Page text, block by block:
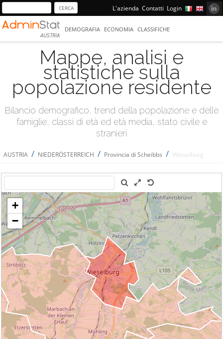
L'azienda Contatti Login
AUSTRIA
DEMOGRAFIA ECONOMIA CLASSIFICHE
Mappe, analisi e
statistiche sulla
popolazione residente
Bilancio demografico, trend della popolazione e delle
famiglie, classi di età ed età media, stato civile e
stranieri
AUSTRIA / NIEDERÖSTERREICH / Provincia di Scheibbs / Wieselburg